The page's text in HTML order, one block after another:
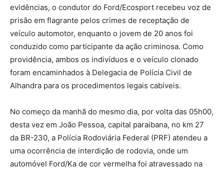
evidências, o condutor do Ford/Ecosport recebeu voz de
prisão em flagrante pelos crimes de receptação de
veículo automotor, enquanto o jovem de 20 anos foi
conduzido como participante da ação criminosa. Como
providência, ambos os indivíduos e o veículo clonado
foram encaminhados à Delegacia de Polícia Civil de
Alhandra para os procedimentos legais cabíveis.
No começo da manhã do mesmo dia, por volta das 05h00,
desta vez em João Pessoa, capital paraibana, no km 27
da BR-230, a Polícia Rodoviária Federal (PRF) atendeu a
uma ocorrência de interdição de rodovia, onde um
automóvel Ford/Ka de cor vermelha foi atravessado na